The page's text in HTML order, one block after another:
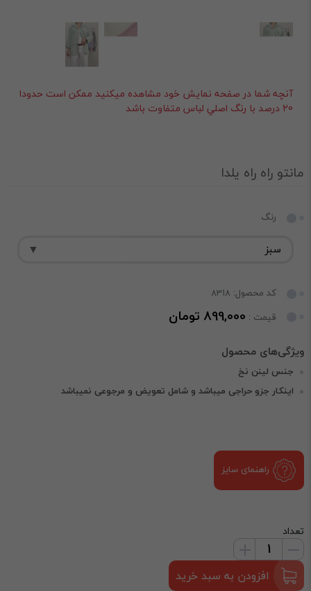
آنچه شما در صفحه نمايش خود مشاهده ميکنيد ممکن است حدودا
20 درصد با رنگ اصلي لباس متفاوت باشد
مانتو راه راه یلدا
رنگ
کد محصول: 8318
قیمت : 899,000 تومان
جنس لینن نخ
اینکار جزو حراجی میباشد و شامل تعویض و مرجوعی نمیباشد
راهنمای سایز
تعداد
افزودن به سبد خرید